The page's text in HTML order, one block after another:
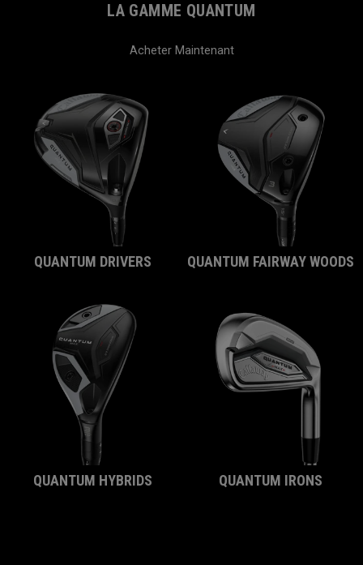
LA GAMME QUANTUM
Acheter Maintenant
QUANTUM DRIVERS QUANTUM FAIRWAY WOODS
QUANTUM HYBRIDS QUANTUM IRONS